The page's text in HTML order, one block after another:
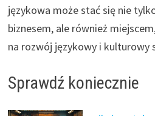
językowa może stać się nie
biznesem, ale również
na rozwój językowy i kulturowy
Sprawdź koniecznie